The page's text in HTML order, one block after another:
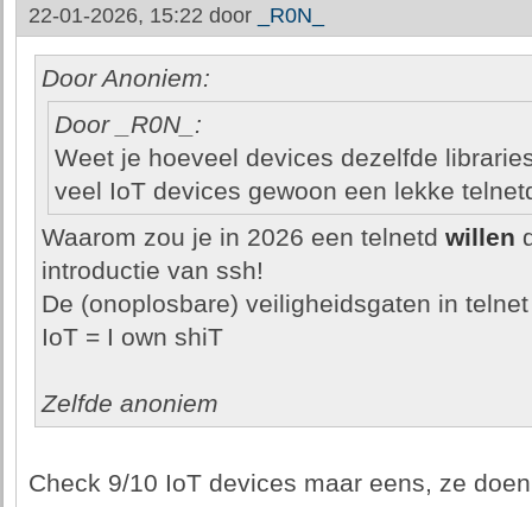
22-01-2026, 15:22 door _R0N_
Door Anoniem:
Door _R0N_:
Weet je hoeveel devices dezelfde
veel IoT devices gewoon een lekke
Waarom zou je in 2026 een telnetd willen
introductie van ssh!
De (onoplosbare) veiligheidsgaten in
IoT = I own shiT
Zelfde anoniem
Check 9/10 IoT devices maar eens, ze